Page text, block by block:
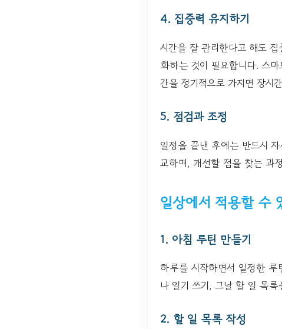
4. 집중력 유지하기
시간을 잘 관리한다고 해도
화하는 것이 필요합니다. 스
간을 정기적으로 가지면 장시
5. 점검과 조정
일정을 끝낸 후에는 반드시
교하며, 개선할 점을 찾는 과
일상에서 적용할 수
1. 아침 루틴 만들기
하루를 시작하면서 일정한
나 일기 쓰기, 그날 할 일 목
2. 할 일 목록 작성